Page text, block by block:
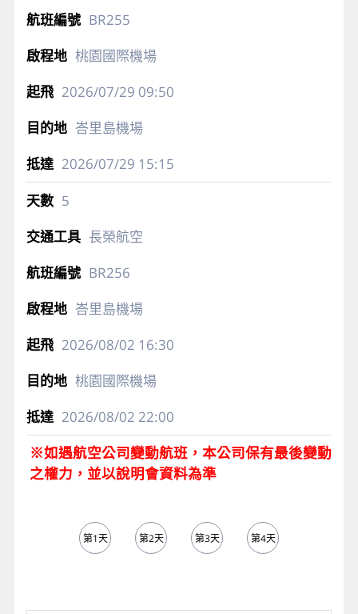
BR255
桃園國際機場
2026/07/29 09:50
峇里島機場
2026/07/29 15:15
5
長榮航空
BR256
峇里島機場
2026/08/02 16:30
桃園國際機場
2026/08/02 22:00
※如遇航空公司變動航班，本公司保有最後變動
之權力，並以說明會資料為準
第1天 第2天 第3天 第4天